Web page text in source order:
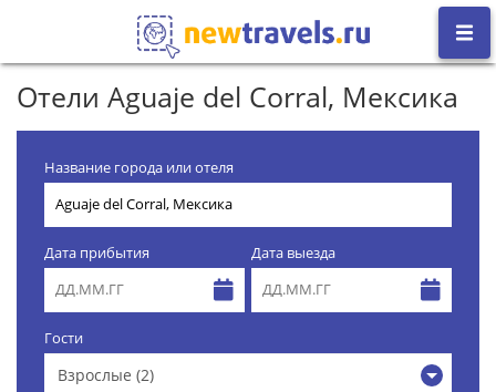
Отели Aguaje del Corral, Мексика
Название города или отеля
Дата прибытия Дата выезда
Гости
Взрослые (2)